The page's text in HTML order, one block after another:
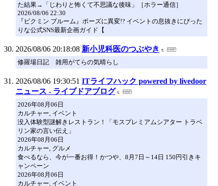
た結果→「じわりと怖くて不思議な後味」［ホラー通信］
2026/08/06 22:30
『ピクミン ブルーム』ポーズに異変!? イベントの息抜きにぴった
りな公式SNS最新企画ガイド【
2026/08/06 20:18:08 新小児科医のつぶやき
修羅場日記 雑用がてらの気晴らし
2026/08/06 19:30:51 ITライフハック powered by livedoor
ニュース - ライブドアブログ
2026年08月06日
カルチャー, イベント
没入体験型謎解きレストラン！「モスプレミアムシアター トラベ
リン家の言い伝え」
2026年08月06日
カルチャー, グルメ
食べるなら、今が一番お得！かつや、8月7日～14日 150円引きキ
ャンペーン
2026年08月06日
カルチャー, イベント